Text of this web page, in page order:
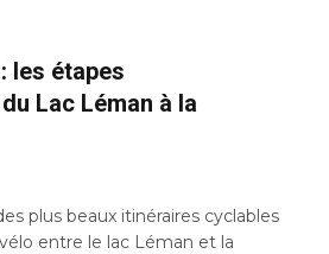
les étapes
Lac Léman à la
plus beaux itinéraires cyclables
entre le lac Léman et la